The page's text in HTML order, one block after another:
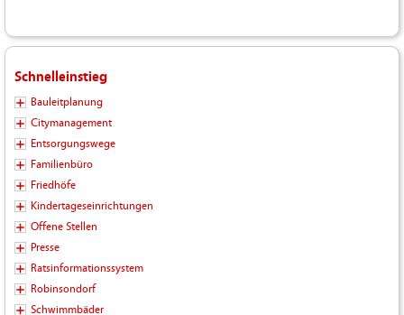
Schnelleinstieg
Bauleitplanung
Citymanagement
Entsorgungswege
Familienbüro
Friedhöfe
Kindertageseinrichtungen
Offene Stellen
Presse
Ratsinformationssystem
Robinsondorf
Schwimmbäder